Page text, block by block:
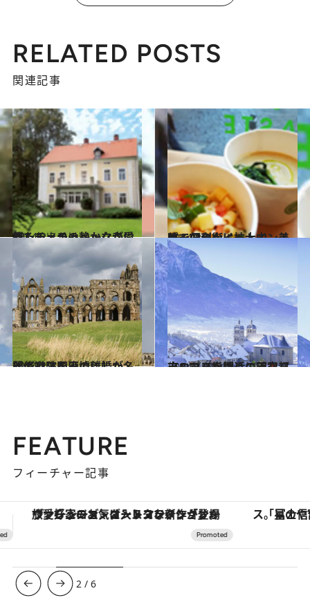
RELATED POSTS
関連記事
2014.2.3
カレル・チャペックが愛したチェコの静かな森に行く
旅＆お出かけ 2014.2.3
ローマの街に拡大中 美味で便利なイートインスポット
旅＆お出かけ
2014.2.1
イギリス国王の離婚が名門修道院を廃墟にした
旅＆お出かけ 2014.1.28
アルプスを間近に望むヨーロッパ指折りの天空都市
旅＆お出かけ
FEATURE
フィーチャー記事
「星のや富士」でデジタルデトックス。冨士信仰の歴史を辿り、心身を調える。
3 /6